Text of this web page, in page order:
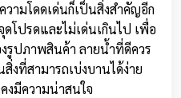
ามโดดเด่นก็เป็นสิ่งสำคัญอีก
ดโปรดและไม่เด่นเกินไป เพื่อ
รูปภาพสินค้า ลายน้ำที่ดีควร
งที่สามารถเบ่งบานได้ง่าย
งมีความน่าสนใจ